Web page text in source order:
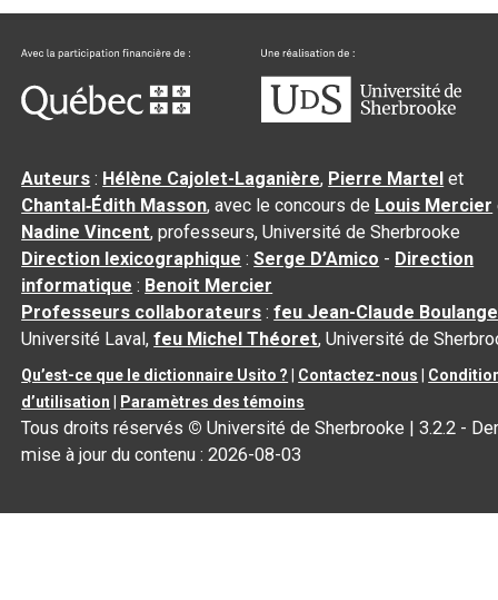
Auteurs : Hélène Cajolet-Laganière, Pierre Martel et
Chantal‑Édith Masson, avec le concours de Louis Mercier
Nadine Vincent, professeurs, Université de Sherbrooke
Direction lexicographique :Serge D’Amico - Direction
informatique : Benoit Mercier
Professeurs collaborateurs :feu Jean-Claude
Université Laval,feu Michel Théoret, Université de
Qu’est-ce que le dictionnaire Usito ? Contactez-nous
d’utilisation
Paramètres des témoins
Tous droits réservés © Université de Sherbrooke |3.2.2 -
mise à jour du contenu :2026-08-03